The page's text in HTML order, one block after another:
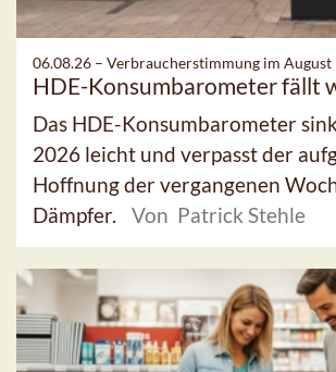
06.08.26 – Verbraucherstimmung im August
HDE-Konsumbarometer fällt
Das HDE-Konsumbarometer
2026 leicht und verpasst der
Hoffnung der vergangenen
Dämpfer.
Von Patrick Stehle